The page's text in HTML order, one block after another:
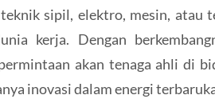
sipil, elektro, mesin, atau
kerja. Dengan
akan tenaga ahli di
inovasi dalam energi